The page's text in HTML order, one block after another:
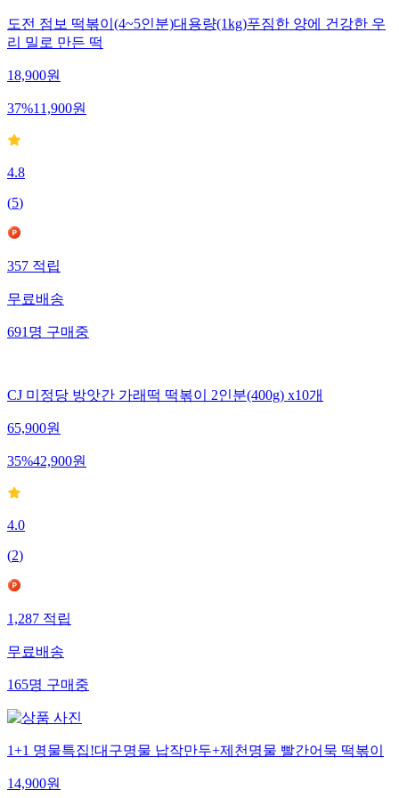
도전 점보 떡볶이(4~5인분)대용량(1kg)푸짐한 양에 건강한 우
리 밀로 만든 떡
18,900원
37%11,900원
4.8
(5)
357적립
무료배송
691명구매중
CJ 미정당 방앗간 가래떡 떡볶이 2인분(400g) x10개
65,900원
35%42,900원
4.0
(2)
1,287적립
무료배송
165명구매중
1+1 명물특집!대구명물 납작만두+제천명물 빨간어묵 떡볶이
14,900원